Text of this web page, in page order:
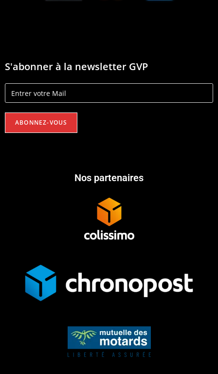
S'abonner à la newsletter GVP
Nos partenaires